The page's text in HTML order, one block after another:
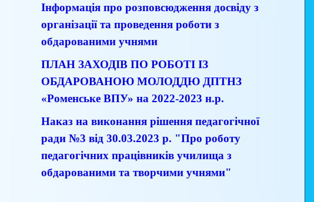
Інформація про розповсюдження досвіду з
організації та проведення роботи з
обдарованими учнями
ПЛАН ЗАХОДІВ ПО РОБОТІ ІЗ
ОБДАРОВАНОЮ МОЛОДДЮ ДПТНЗ
«Роменське ВПУ» на 2022-2023 н.р.
Наказ на виконання рішення педагогічної
ради №3 від 30.03.2023 р. "Про роботу
педагогічних працівників училища з
обдарованими та творчими учнями"